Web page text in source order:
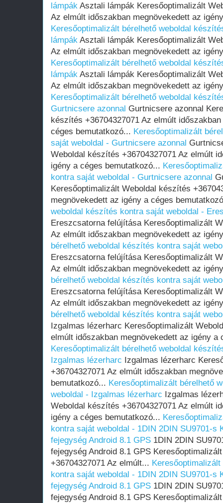
lámpák Asztali lámpák Keresőoptimalizált
Az elmúlt időszakban megnövekedett az
Keresőoptimalizált bérelhető weboldal
lámpák Asztali lámpák Keresőoptimalizált
Az elmúlt időszakban megnövekedett az
Keresőoptimalizált bérelhető weboldal
lámpák Asztali lámpák Keresőoptimalizált
Az elmúlt időszakban megnövekedett az
Keresőoptimalizált bérelhető weboldal
Gurtnicsere azonnal Gurtnicsere azonnal
készítés +36704327071 Az elmúlt
céges bemutatkozó... Keresőoptimalizált
saját weboldal - Gurtnicsere azonnal
Weboldal készítés +36704327071 Az elmúlt
igény a céges bemutatkozó...
kontra saját weboldal - Gurtnicsere azonnal
Keresőoptimalizált Weboldal készítés
megnövekedett az igény a céges
weboldal készítés kontra saját weboldal -
Ereszcsatorna felújítása Keresőoptimalizált
Az elmúlt időszakban megnövekedett az
bérelhető weboldal készítés kontra saját
Ereszcsatorna felújítása Keresőoptimalizált
Az elmúlt időszakban megnövekedett az
bérelhető weboldal készítés kontra saját
Ereszcsatorna felújítása Keresőoptimalizált
Az elmúlt időszakban megnövekedett az
bérelhető weboldal készítés kontra saját
Izgalmas lézerharc Keresőoptimalizált
elmúlt időszakban megnövekedett az igény a
Keresőoptimalizált bérelhető weboldal
Izgalmas lézerharc Izgalmas lézerharc
+36704327071 Az elmúlt időszakban
bemutatkozó... Keresőoptimalizált bérelhető
weboldal - Izgalmas lézerharc Izgalmas
Weboldal készítés +36704327071 Az elmúlt
igény a céges bemutatkozó...
kontra saját weboldal - 1DIN 2DIN SU9701-s
fejegység Android 8.1 GPS 1DIN 2DIN
fejegység Android 8.1 GPS
+36704327071 Az elmúlt...
kontra saját weboldal - 1DIN 2DIN SU9701-s
fejegység Android 8.1 GPS 1DIN 2DIN
fejegység Android 8.1 GPS